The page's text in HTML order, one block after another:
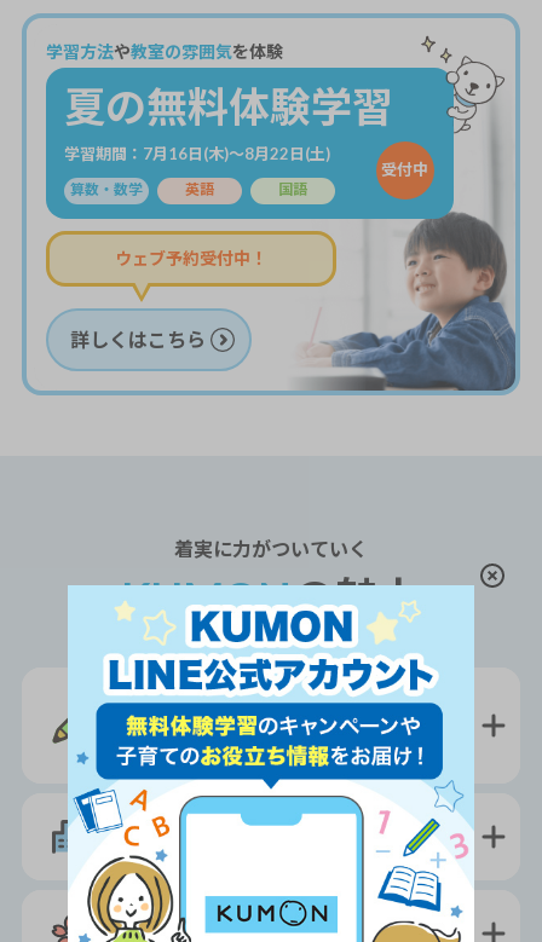
学習方法や教室の雰囲気を体験
夏の無料体験学習
学習期間：7月16日(木)～8月22日(土)
算数・数学 英語 国語
受付中
ウェブ予約受付中！
詳しくはこちら
着実に力がついていく
KUMONの魅力
学習習慣と集中力が
身につく
学校の授業
将来の受験に役立つ